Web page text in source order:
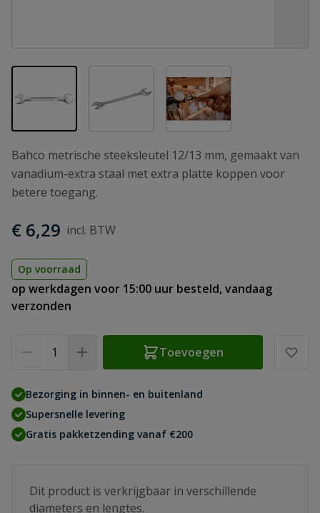
View larger imageView larger image
Bahco metrische steeksleutel 12/13 mm, gemaakt van
vanadium-extra staal met extra platte koppen voor
betere toegang.
€ 6,29
Op voorraad
op werkdagen voor 15:00 uur besteld, vandaag
verzonden
Toevoegen
Bezorging in binnen- en buitenland
Supersnelle levering
Gratis pakketzending vanaf €200
Dit product is verkrijgbaar in verschillende
diameters en lengtes.